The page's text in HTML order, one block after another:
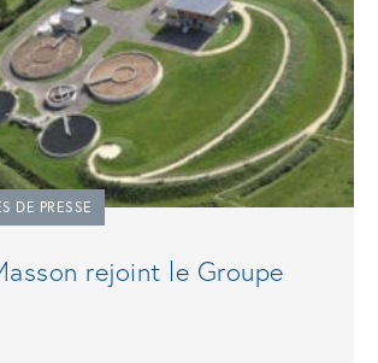
DE PRESSE
rejoint le Groupe